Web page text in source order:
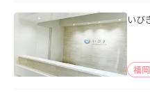
いび
福